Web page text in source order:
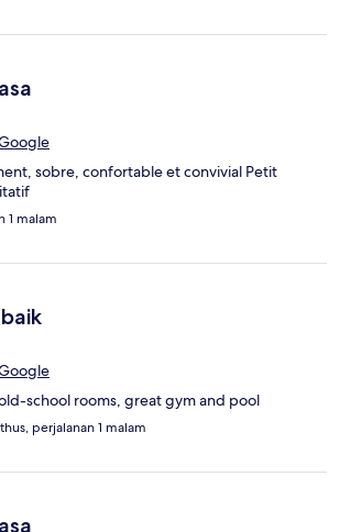
sobre, confortable et convivial Petit
1 malam
school rooms, great gym and pool
perjalanan 1 malam